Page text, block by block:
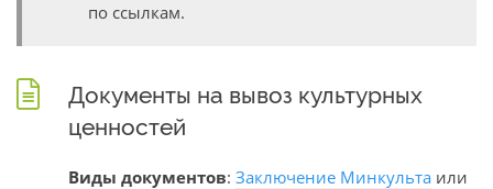
по ссылкам.
Документы на вывоз культурных
ценностей
Виды документов: Заключение Минкульта или